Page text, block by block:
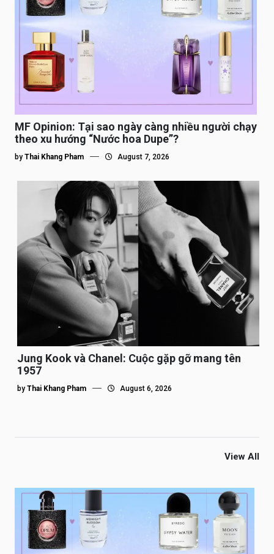
MF Opinion: Tại sao ngày càng nhiều người chạy
theo xu hướng “Nước hoa Dupe”?
by Thai Khang Pham August 7, 2026
Jung Kook và Chanel: Cuộc gặp gỡ mang tên
1957
by Thai Khang Pham August 6, 2026
View All